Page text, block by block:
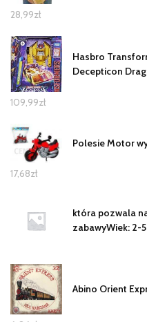
28,99zł
Hasbro
Decepticon
109,99zł
Polesie Motor
17,68zł
która pozwala
zabawyWiek: 2-5
Abino Orient